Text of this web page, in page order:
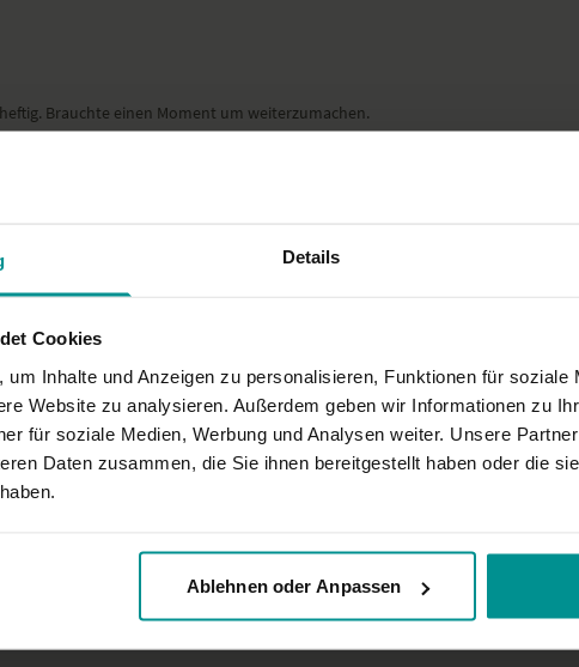
Details
Cookies
um Inhalte und Anzeigen zu personalisieren, Funktionen für soziale
Website zu analysieren. Außerdem geben wir Informationen zu
für soziale Medien, Werbung und Analysen weiter. Unsere
Daten zusammen, die Sie ihnen bereitgestellt haben oder die
Ablehnen oder Anpassen
Brauchte einen Moment um weiterzumachen.
Aber ich vermute, dass sich das mit öfteren Wiederholungen einspielt. Die
)
Mein Rücken und ich fühlen sich großartig. Danke dafür!